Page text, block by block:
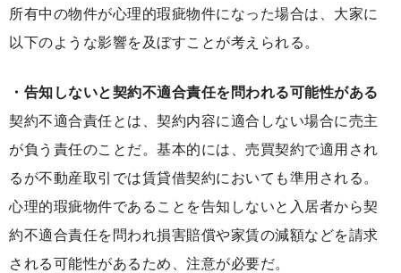
所有中の物件が心理的瑕疵物件になった場合は、大家に
以下のような影響を及ぼすことが考えられる。
・告知しないと契約不適合責任を問われる可能性がある
契約不適合責任とは、契約内容に適合しない場合に売主
が負う責任のことだ。基本的には、売買契約で適用され
るが不動産取引では賃貸借契約においても準用される。
心理的瑕疵物件であることを告知しないと入居者から契
約不適合責任を問われ損害賠償や家賃の減額などを請求
される可能性があるため、注意が必要だ。